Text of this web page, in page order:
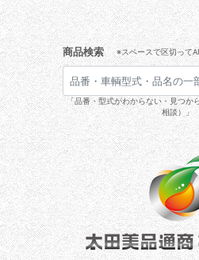
商品検索 ※スペースで区切って
「品番・型式がわからない・見つか
相談）」